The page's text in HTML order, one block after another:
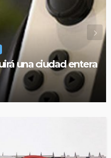
una ciudad entera